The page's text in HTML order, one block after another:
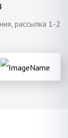
рассылка 1-2